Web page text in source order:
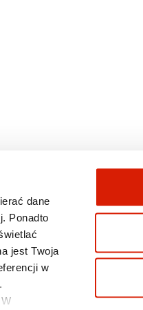
dane
Ponadto
jest Twoja
w
.